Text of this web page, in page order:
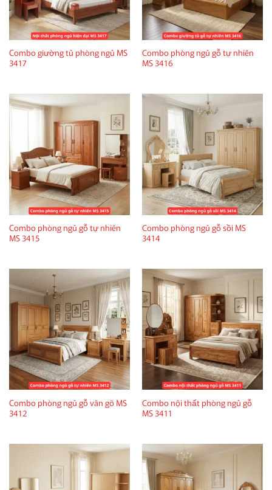
Combo giường tủ phòng ngủ MS
3417
Combo phòng ngủ gỗ tự nhiên
MS 3416
Combo phòng ngủ gỗ tự nhiên
MS 3415
Combo phòng ngủ gỗ sồi MS
3414
Combo phòng ngủ gỗ vân gõ MS
3412
Combo nội thất phòng ngủ gỗ
MS 3411